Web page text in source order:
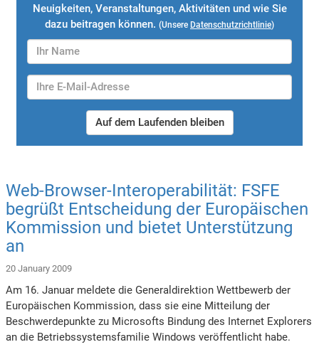
Neuigkeiten, Veranstaltungen, Aktivitäten und wie Sie
dazu beitragen können. (Unsere Datenschutzrichtlinie)
Auf dem Laufenden bleiben
Web-Browser-Interoperabilität: FSFE
begrüßt Entscheidung der Europäischen
Kommission und bietet Unterstützung
an
20 January 2009
Am 16. Januar meldete die Generaldirektion Wettbewerb der
Europäischen Kommission, dass sie eine Mitteilung der
Beschwerdepunkte zu Microsofts Bindung des Internet Explorers
an die Betriebssystemsfamilie Windows veröffentlicht habe.